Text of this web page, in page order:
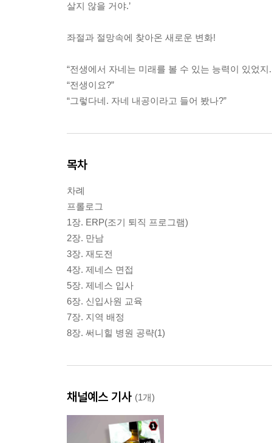
살지 않을 거야.’
좌절과 절망속에 찾아온 새로운 변화!
“전생에서 자네는 미래를 볼 수 있는 능력이 있었
“전생이요?”
“그렇다네. 자네 내공이라고 들어 봤나?”
목차
차례
프롤로그
1장. ERP(조기 퇴직 프로그램)
2장. 만남
3장. 재도전
4장. 제네스 면접
5장. 제네스 입사
6장. 신입사원 교육
7장. 지역 배정
8장. 써니힐 병원 공략(1)
채널예스 기사 (1개)